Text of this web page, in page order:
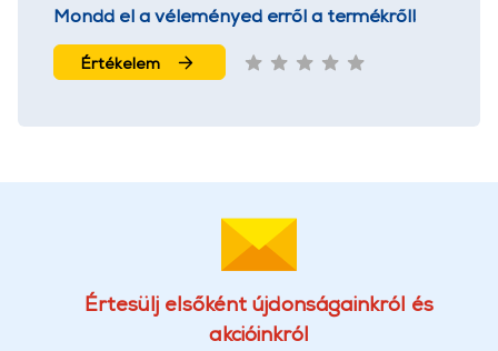
Mondd el a véleményed erről a termékről!
Értékelem
Értesülj elsőként újdonságainkról és
akcióinkról